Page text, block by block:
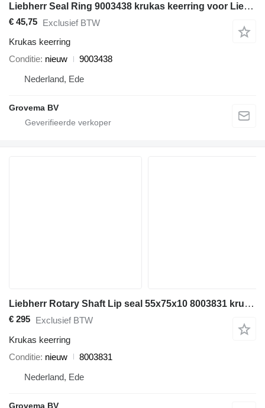
Liebherr Seal Ring 9003438 krukas keerring voor Liebherr bouwmachines
€ 45,75 Exclusief BTW
Krukas keerring
Conditie nieuw
9003438
Nederland, Ede
Grovema BV
Liebherr Rotary Shaft Lip seal 55x75x10 8003831 krukas keerring voor Liebherr bouwmachines
€ 295 Exclusief BTW
Krukas keerring
Conditie nieuw
8003831
Nederland, Ede
Grovema BV